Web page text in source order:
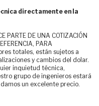
directamente en la
PARTE DE UNA COTIZACIÓN
PARA
totales, están sujetos a
y cambios del dolar.
inquietud técnica,
grupo de ingenieros estará
un excelente precio.